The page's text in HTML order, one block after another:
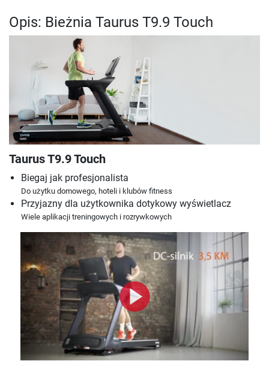
Opis: Bieżnia Taurus T9.9 Touch
Taurus T9.9 Touch
Biegaj jak profesjonalista
Do użytku domowego, hoteli i klubów fitness
Przyjazny dla użytkownika dotykowy wyświetlacz
Wiele aplikacji treningowych i rozrywkowych